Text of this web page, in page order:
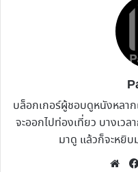
บล็อกเกอร์ผู้ชอบดูหนังหลาก
จะออกไปท่องเที่ยว บางเว
มาดู แล้วก็จะหยิ